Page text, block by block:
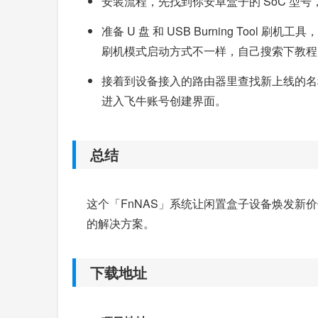
准备 U 盘 和 USB Burning Tool 刷机工具
刷机模式启动方式不一样，自己搜索下教
接着到设备接入的路由器里查找新上线的
进入飞牛账号创建界面。
总结
这个「FnNAS」系统让闲置盒子设备焕发新
的解决方案。
下载地址